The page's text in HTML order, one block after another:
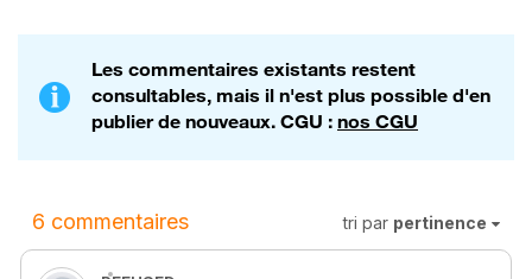
Les commentaires existants restent
consultables, mais il n'est plus possible d'en
publier de nouveaux. CGU : nos CGU